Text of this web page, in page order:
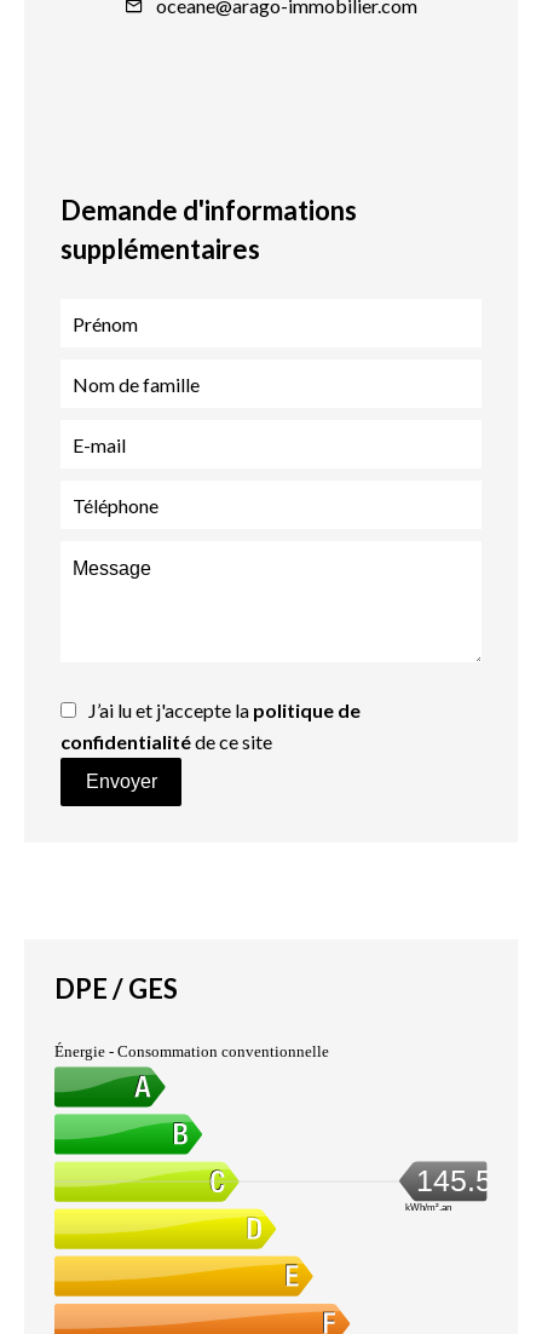
oceane@arago-immobilier.com
Demande d'informations
supplémentaires
J’ai lu et j'accepte la politique de
confidentialitéde ce site
Envoyer
DPE / GES
Énergie - Consommation conventionnelle
145.5
kWh/m².an